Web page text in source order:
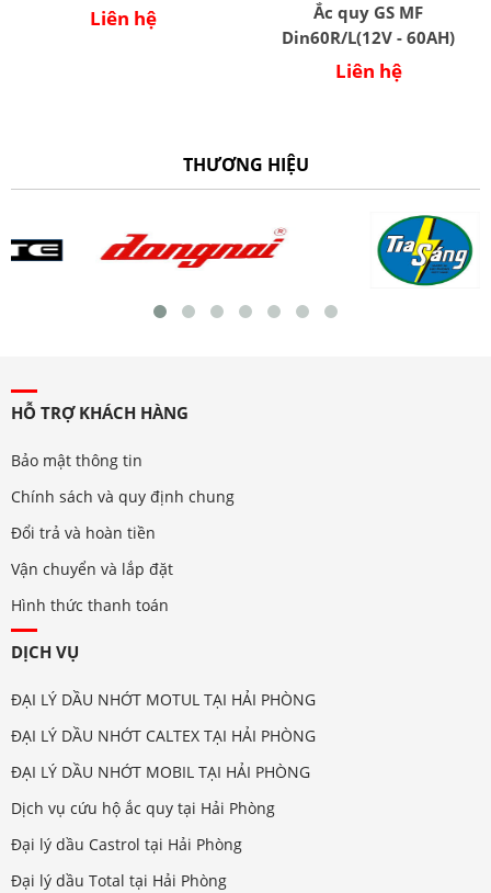
Liên hệ
Ắc quy GS MF
Din60R/L(12V - 60AH)
Liên hệ
THƯƠNG HIỆU
HỖ TRỢ KHÁCH HÀNG
Bảo mật thông tin
Chính sách và quy định chung
Đổi trả và hoàn tiền
Vận chuyển và lắp đặt
Hình thức thanh toán
DỊCH VỤ
ĐẠI LÝ DẦU NHỚT MOTUL TẠI HẢI PHÒNG
ĐẠI LÝ DẦU NHỚT CALTEX TẠI HẢI PHÒNG
ĐẠI LÝ DẦU NHỚT MOBIL TẠI HẢI PHÒNG
Dịch vụ cứu hộ ắc quy tại Hải Phòng
Đại lý dầu Castrol tại Hải Phòng
Đại lý dầu Total tại Hải Phòng